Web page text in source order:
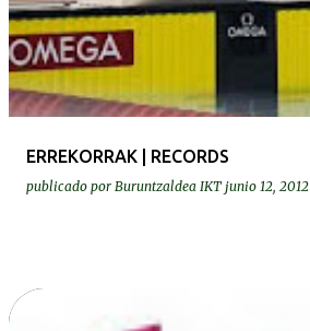
ERREKORRAK | RECORDS
publicado por Buruntzaldea IKT junio 12, 2012